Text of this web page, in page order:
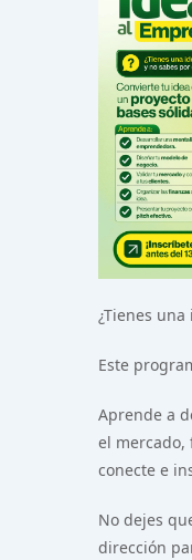
¿Tienes
Este
Aprende a
el
conecte e
No dejes
dirección